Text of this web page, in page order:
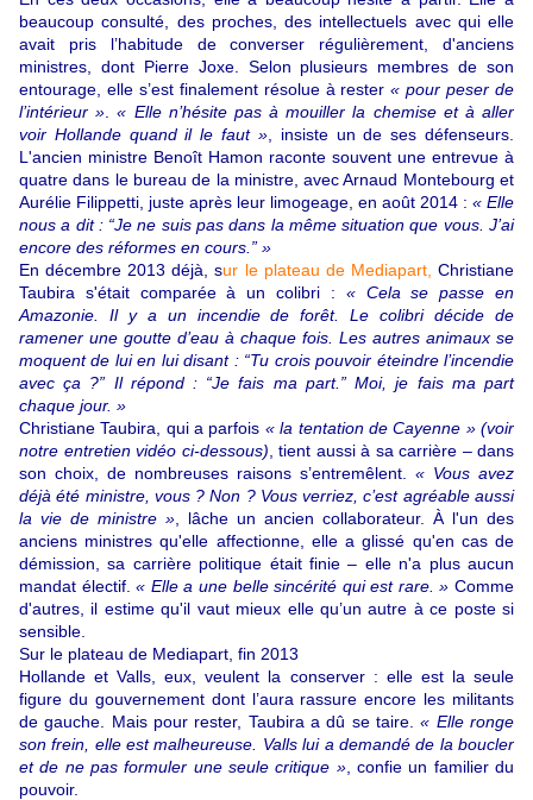
beaucoup consulté, des proches, des intellectuels avec qui elle
avait pris l’habitude de converser régulièrement, d'anciens
ministres, dont Pierre Joxe. Selon plusieurs membres de son
entourage, elle s’est finalement résolue à rester« pour peser de
l’intérieur » .« Elle n’hésite pas à mouiller la chemise et à aller
voir Hollande quand il le faut », insiste un de ses défenseurs.
L'ancien ministre Benoît Hamon raconte souvent une entrevue à
quatre dans le bureau de la ministre, avec Arnaud Montebourg et
Aurélie Filippetti, juste après leur limogeage, en août 2014 : « Elle
nous a dit : “Je ne suis pas dans la même situation que vous. J’ai
encore des réformes en cours.” »
En décembre 2013 déjà, sur le plateau de Mediapart,Christiane
Taubira s'était comparée à un colibri : « Cela se passe en
Amazonie. Il y a un incendie de forêt. Le colibri décide de
ramener une goutte d’eau à chaque fois. Les autres animaux se
moquent de lui en lui disant : “Tu crois pouvoir éteindre l’incendie
avec ça ?” Il répond : “Je fais ma part.” Moi, je fais ma part
chaque jour. »
Christiane Taubira, qui a parfois « la tentation de Cayenne » (voir
notre entretien vidéo ci-dessous) , tient aussi à sa carrière – dans
son choix, de nombreuses raisons s’entremêlent. « Vous avez
déjà été ministre, vous ? Non ? Vous verriez, c’est agréable aussi
la vie de ministre » , lâche un ancien collaborateur. À l'un des
anciens ministres qu'elle affectionne, elle a glissé qu'en cas de
démission, sa carrière politique était finie – elle n'a plus aucun
mandat électif.« Elle a une belle sincérité qui est rare. »Comme
d'autres, il estime qu'il vaut mieux elle qu’un autre à ce poste si
sensible.
Sur le plateau de Mediapart, fin 2013
Hollande et Valls, eux, veulent la conserver : elle est la seule
figure du gouvernement dont l’aura rassure encore les militants
de gauche. Mais pour rester, Taubira a dû se taire.« Elle ronge
son frein, elle est malheureuse. Valls lui a demandé de la boucler
et de ne pas formuler une seule critique », confie un familier du
pouvoir.